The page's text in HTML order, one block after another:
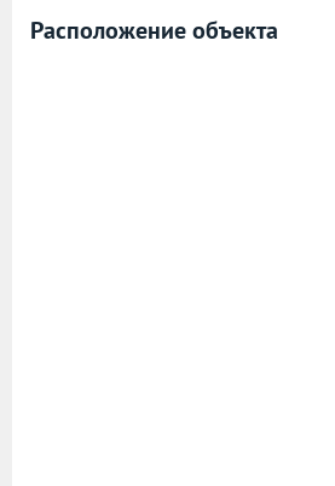
Расположение объекта